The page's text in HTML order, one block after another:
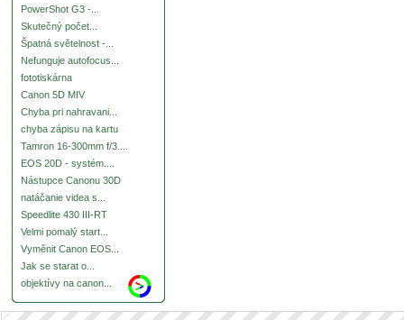
PowerShot G3 -...
Skutečný počet...
Špatná světelnost -...
Nefunguje autofocus...
fototiskárna
Canon 5D MIV
Chyba pri nahravani...
chyba zápisu na kartu
Tamron 16-300mm f/3....
EOS 20D - systém....
Nástupce Canonu 30D
natáčanie videa s...
Speedlite 430 III-RT
Velmi pomalý start...
Vyměnit Canon EOS...
Jak se starat o...
objektívy na canon...